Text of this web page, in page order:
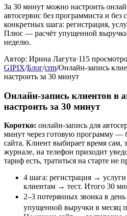
За 30 минут можно настроить
автосервис без программиста и без
конкретных шага: регистрация,
Плюс — расчёт упущенной
неделю.
Автор: Ирина Лагута·115
GIPIX/Блог/crm/Онлайн-запись
настроить за 30 минут
Онлайн-запись клиентов в
настроить за 30 минут
Коротко: онлайн-запись для
минут через готовую программу —
сайта. Клиент выбирает время сам,
журнале, на телефон приходит
тариф есть, тратиться на старте не
4 шага: регистрация →
клиентам → тест. Итого 30
2–3 потерянных звонка в
упущенной выручки в месяц